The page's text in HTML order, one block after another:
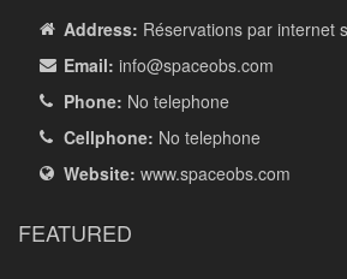
Address: Réservations par internet
Email: info@spaceobs.com
Phone: No telephone
Cellphone: No telephone
Website: www.spaceobs.com
FEATURED